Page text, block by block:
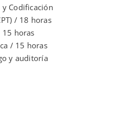
Codificación
/ 18 horas
15 horas
/ 15 horas
y auditoría